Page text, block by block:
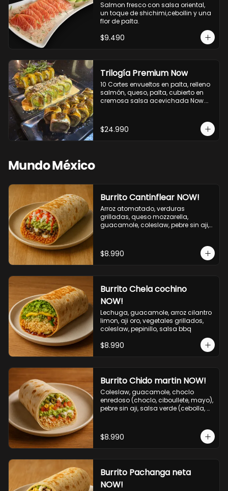
Salmon fresco con salsa oriental,
un toque de shichimi,cebollin y una
flor de palta.
$9.490
Trilogía Premium Now
10 Cortes envueltos en palta, relleno
salmón, queso, palta, cubierto en
cremosa salsa acevichada Now.
palta, cubierto con topping de
chimichurri de la casa flambeado.
$24.990
Mundo México
Burrito Cantinflear NOW!
Arroz atomatado, verduras
grilladas, queso mozzarella,
guacamole, coleslaw, pebre sin aji,
$8.990
Burrito Chela cochino
NOW!
Lechuga, guacamole, arroz cilantro
limon, aji oro, vegetales grillados,
coleslaw, pepinillo, salsa bbq
$8.990
Burrito Chido martin NOW!
Coleslaw, guacamole, choclo
enredoso (choclo, ciboullete, mayo),
pebre sin aji, salsa verde (cebolla,
$8.990
Burrito Pachanga neta
NOW!